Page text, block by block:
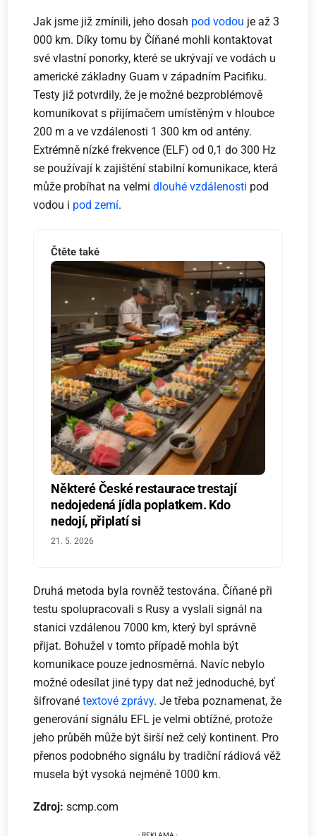
Jak jsme již zmínili, jeho dosah pod vodou je až 3
000 km. Díky tomu by Číňané mohli kontaktovat
své vlastní ponorky, které se ukrývají ve vodách u
americké základny Guam v západním Pacifiku.
Testy již potvrdily, že je možné bezproblémově
komunikovat s přijímačem umístěným v hloubce
200 m a ve vzdálenosti 1 300 km od antény.
Extrémně nízké frekvence (ELF) od 0,1 do 300 Hz
se používají k zajištění stabilní komunikace, která
může probíhat na velmidlouhé vzdálenosti pod
vodou i pod zemí.
Čtěte také
Některé České restaurace trestají
nedojedená jídla poplatkem. Kdo
nedojí, připlatí si
21. 5. 2026
Druhá metoda byla rovněž testována. Číňané při
testu spolupracovali s Rusy a vyslali signál na
stanici vzdálenou 7000 km, který byl správně
přijat. Bohužel v tomto případě mohla být
komunikace pouze jednosměrná. Navíc nebylo
možné odesílat jiné typy dat než jednoduché, byť
šifrovanétextové zprávy. Je třeba poznamenat, že
generování signálu EFL je velmi obtížné, protože
jeho průběh může být širší než celý kontinent. Pro
přenos podobného signálu by tradiční rádiová věž
musela být vysoká nejméně 1000 km.
Zdroj: scmp.com